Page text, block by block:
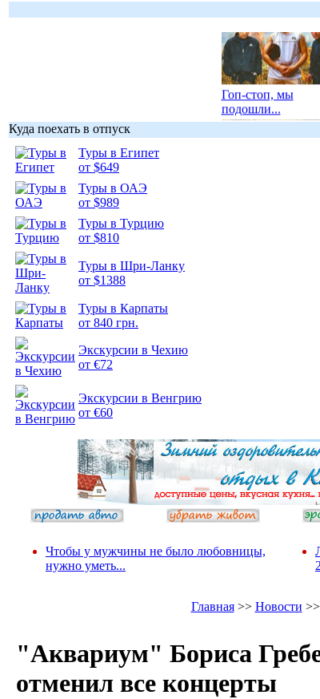
Гоп-стоп, мы
подошли...
Куда поехать в отпуск
Туры в Египет
от $649
Туры в ОАЭ
от $989
Туры в Турцию
от $810
Туры в Шри-Ланку
от $1388
Туры в Карпаты
от 840 грн.
Экскурсии в Чехию
от €72
Экскурсии в Венгрию
от €60
Чтобы у мужчины не было любовницы,
нужно уметь...
Главная>> Новости >>
"Аквариум" Бориса
отменил все концерты